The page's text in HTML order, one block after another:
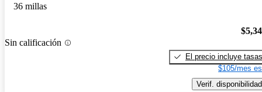
36 millas
Sin calificación
El precio incluye tasas
$105/mes
Verif. disponibilidad